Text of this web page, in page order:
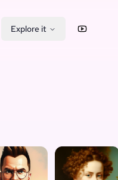
Explore it YouTube